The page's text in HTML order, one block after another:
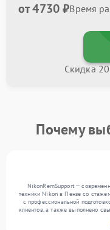
от 4730 ₽Время
Скидка
Почему
NikonRemSupport —
техники Nikon в Пензе со
с профессиональной
клиентов, а также выполнено
поступает свыше 300 единиц
неисправностей и предлагаем